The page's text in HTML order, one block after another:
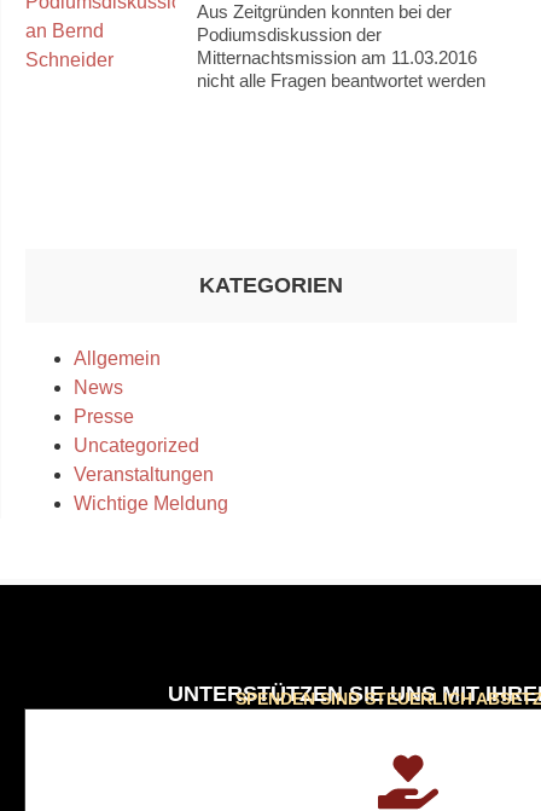
Aus Zeitgründen konnten bei der
Podiumsdiskussion der
Mitternachtsmission am 11.03.2016
nicht alle Fragen beantwortet werden
KATEGORIEN
Allgemein
News
Presse
Uncategorized
Veranstaltungen
Wichtige Meldung
UNTERSTÜTZEN SIE UNS MIT
SPENDEN SIND STEUERLICH